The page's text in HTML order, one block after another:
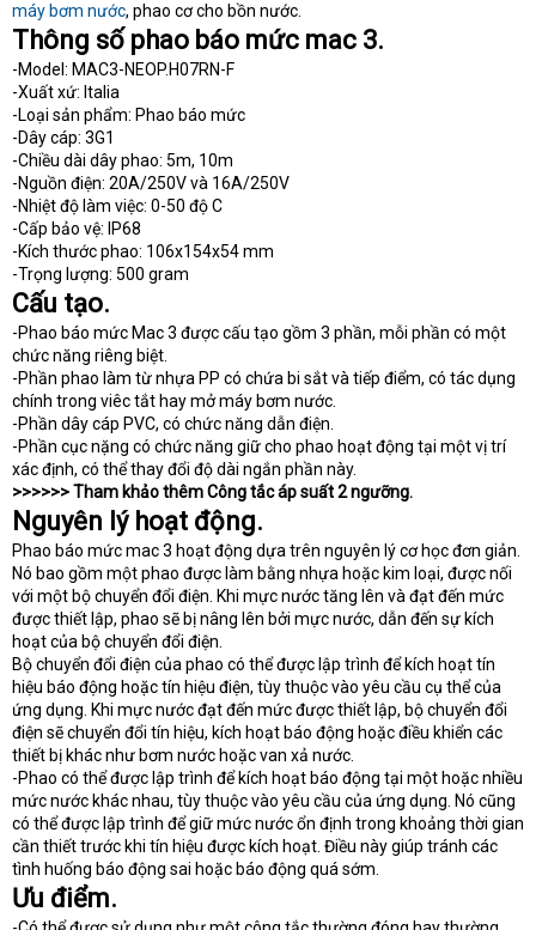
máy bơm nước, phao cơ cho bồn nước.
Thông số phao báo mức mac 3.
-Model: MAC3-NEOP.H07RN-F
-Xuất xứ: Italia
-Loại sản phẩm: Phao báo mức
-Dây cáp: 3G1
-Chiều dài dây phao: 5m, 10m
-Nguồn điện: 20A/250V và 16A/250V
-Nhiệt độ làm việc: 0-50 độ C
-Cấp bảo vệ: IP68
-Kích thước phao: 106x154x54 mm
-Trọng lượng: 500 gram
Cấu tạo.
-Phao báo mức Mac 3 được cấu tạo gồm 3 phần, mỗi phần có một
chức năng riêng biệt.
-Phần phao làm từ nhựa PP có chứa bi sắt và tiếp điểm, có tác dụng
chính trong viêc tắt hay mở máy bơm nước.
-Phần dây cáp PVC, có chức năng dẫn điện.
-Phần cục nặng có chức năng giữ cho phao hoạt động tại một vị trí
xác định, có thể thay đổi độ dài ngắn phần này.
>>>>>> Tham khảo thêm Công tắc áp suất 2 ngưỡng.
Nguyên lý hoạt động.
Phao báo mức mac 3 hoạt động dựa trên nguyên lý cơ học đơn giản.
Nó bao gồm một phao được làm bằng nhựa hoặc kim loại, được nối
với một bộ chuyển đổi điện. Khi mực nước tăng lên và đạt đến mức
được thiết lập, phao sẽ bị nâng lên bởi mực nước, dẫn đến sự kích
hoạt của bộ chuyển đổi điện.
Bộ chuyển đổi điện của phao có thể được lập trình để kích hoạt tín
hiệu báo động hoặc tín hiệu điện, tùy thuộc vào yêu cầu cụ thể của
ứng dụng. Khi mực nước đạt đến mức được thiết lập, bộ chuyển đổi
điện sẽ chuyển đổi tín hiệu, kích hoạt báo động hoặc điều khiển các
thiết bị khác như bơm nước hoặc van xả nước.
-Phao có thể được lập trình để kích hoạt báo động tại một hoặc nhiều
mức nước khác nhau, tùy thuộc vào yêu cầu của ứng dụng. Nó cũng
có thể được lập trình để giữ mức nước ổn định trong khoảng thời gian
cần thiết trước khi tín hiệu được kích hoạt. Điều này giúp tránh các
tình huống báo động sai hoặc báo động quá sớm.
Ưu điểm.